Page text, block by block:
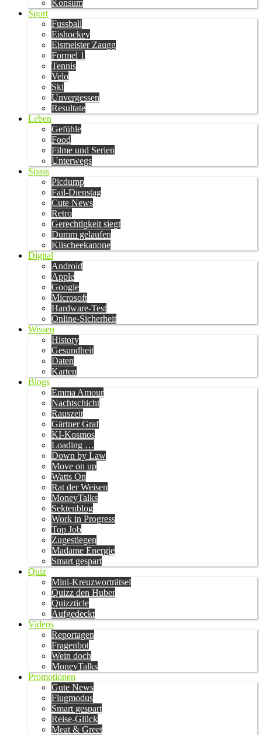
Konsum
Sport
Fussball
Eishockey
Eismeister Zaugg
Formel 1
Tennis
Velo
Ski
Unvergessen
Resultate
Leben
Gefühle
Food
Filme und Serien
Unterwegs
Spass
Picdump
Fail-Dienstag
Cute News
Retro
Gerechtigkeit siegt
Dumm gelaufen
Klischeekanone
Digital
Android
Apple
Google
Microsoft
Hardware-Test
Online-Sicherheit
Wissen
History
Gesundheit
Daten
Karten
Blogs
Emma Amour
Nachtschicht
Rauszeit
Gärtner Graf
KI-Kosmos
Loading …
Down by Law
Move on up
Watts On
Rat der Weisen
MoneyTalks
Sektenblog
Work in Progress
Top Job
Zugestiegen
Madame Energie
Smart gespart
Quiz
Mini-Kreuzworträtsel
Quizz den Huber
Quizzticle
Aufgedeckt
Videos
Reportagen
Fragenbot
Wein doch
MoneyTalks
Promotionen
Gute News
Flugmodus
Smart gespart
Reise-Glück
Meat & Greet